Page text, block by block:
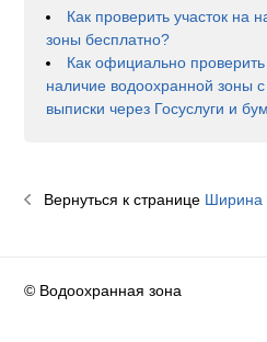
Как проверить участок на
зоны бесплатно?
Как официально
наличие водоохранной зоны
выписки через Госуслуги и
Вернуться к странице Ширина
© Водоохранная зона